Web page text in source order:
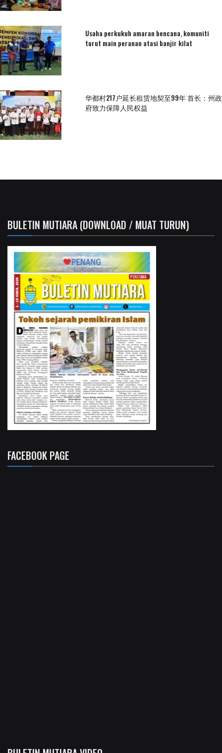
Usaha perkukuh amaran bencana, komuniti
turut main peranan atasi banjir kilat
华都村217户延长租赁地契至99年 首长：州政
府致力保障人民权益
BULETIN MUTIARA (DOWNLOAD / MUAT TURUN)
FACEBOOK PAGE